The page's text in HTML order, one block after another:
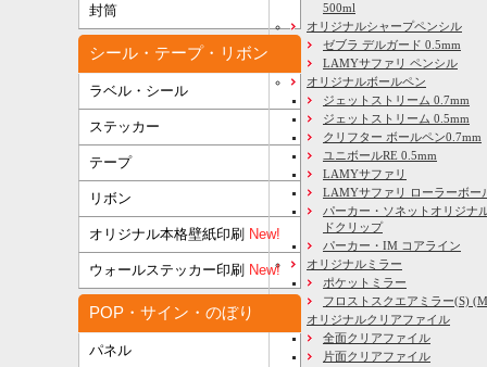
封筒
シール・テープ・リボン
ラベル・シール
ステッカー
テープ
リボン
オリジナル本格壁紙印刷 New!
ウォールステッカー印刷 New!
POP・サイン・のぼり
パネル
500ml
オリジナルシャープペンシル
ゼブラ デルガード 0.5mm
LAMYサファリ ペンシル
オリジナルボールペン
ジェットストリーム 0.7mm
ジェットストリーム 0.5mm
クリフター ボールペン0.7mm
ユニボールRE 0.5mm
LAMYサファリ
LAMYサファリ ローラーボー
パーカー・ソネットオリジナ
ドクリップ
パーカー・IM コアライン
オリジナルミラー
ポケットミラー
フロストスクエアミラー(S)
オリジナルクリアファイル
全面クリアファイル
片面クリアファイル